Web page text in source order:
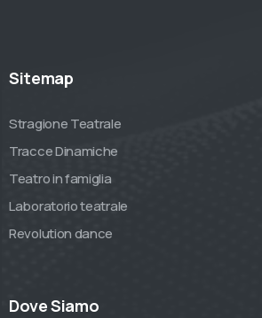
Sitemap
Stragione Teatrale
Tracce Dinamiche
Teatro in famiglia
Laboratorio teatrale
Revolution dance
Dove Siamo